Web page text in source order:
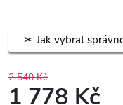
Jak vybrat
2 540 Kč
1 778 Kč